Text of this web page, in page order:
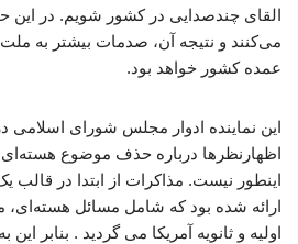
القای چندصدایی در کشور شویم. در این
می‌کنند و نتیجه آن، صدمات بیشتر به
عمده کشور خواهد بود.
این نماینده ادوار مجلس شورای اسلامی
اظهارنظرها درباره حذف موضوع
اینطور نیست. مذاکرات از ابتدا در قالب
ارائه شده بود که شامل مسائل هسته‌ای،
اولیه و ثانویه آمریکا می‌ گردید . بنابر